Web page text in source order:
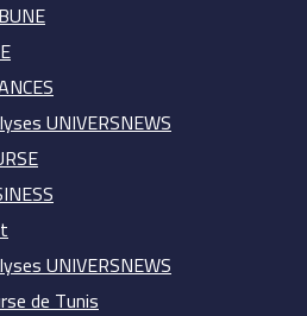
UNIVERSNEWS
UNIVERSNEWS
de Tunis